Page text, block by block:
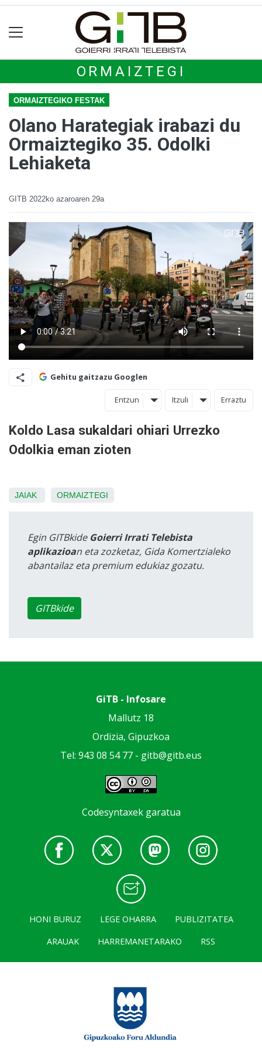
ORMAIZTEGI
ORMAIZTEGIKO FESTAK
Olano Harategiak irabazi du
Ormaiztegiko 35. Odolki
Lehiaketa
GITB 2022ko azaroaren 29a
Gehitu gaitzazu Googlen
Entzun Itzuli Erraztu
Koldo Lasa sukaldari ohiari Urrezko
Odolkia eman zioten
JAIAK ORMAIZTEGI
Egin GITBkide Goierri Irrati Telebista
aplikazioan eta zozketaz, Gida Komertzialeko
abantailaz eta premium edukiaz gozatu.
GITBkide
GiTB - Infosare
Mallutz 18
Ordizia, Gipuzkoa
Tel: 943 08 54 77 - gitb@gitb.eus
Codesyntaxek garatua
HONI BURUZ LEGE OHARRA
PUBLIZITATEA
ARAUAK
HARREMANETARAKO RSS